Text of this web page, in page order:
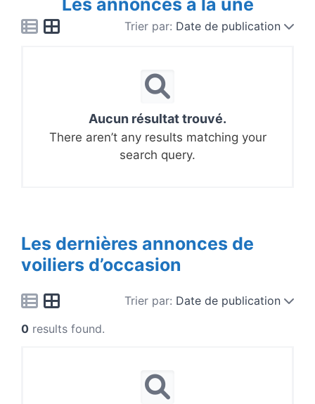
Les annonces à la une
Trier par: Date de publication
Aucun résultat trouvé.
There aren’t any results matching your
search query.
Les dernières annonces de
voiliers d’occasion
Trier par: Date de publication
0 results found.